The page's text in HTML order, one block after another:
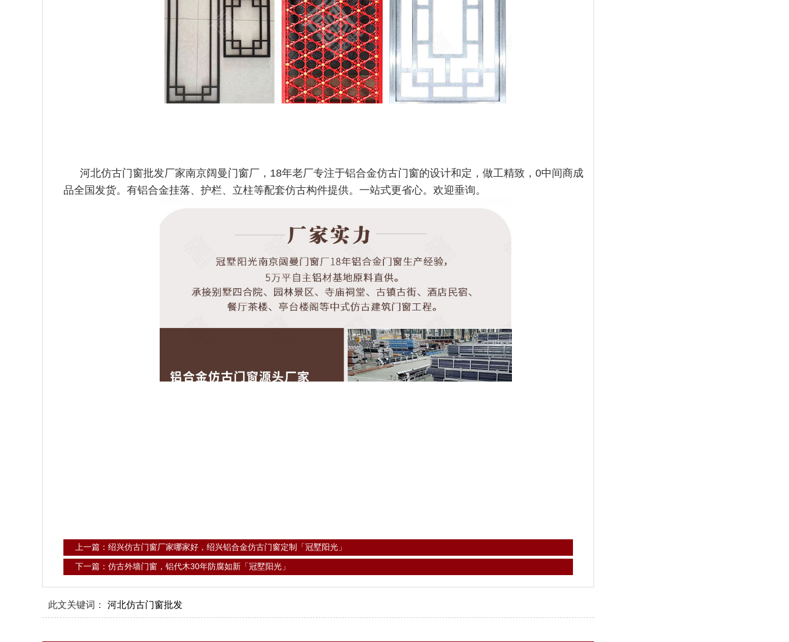
河北仿古门窗批发厂家南京阔曼门窗厂，18年老厂专注于铝合金仿古门窗的设计和定，做工精致，0中间商成
品全国发货。有铝合金挂落、护栏、立柱等配套仿古构件提供。一站式更省心。欢迎垂询。
上一篇：绍兴仿古门窗厂家哪家好，绍兴铝合金仿古门窗定制「冠墅阳光」
下一篇：仿古外墙门窗，铝代木30年防腐如新「冠墅阳光」
此文关键词： 河北仿古门窗批发